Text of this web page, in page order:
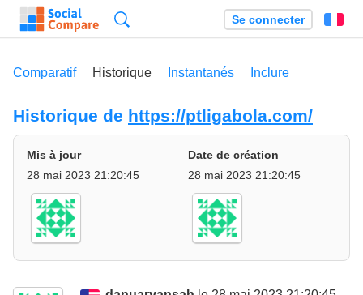
Se connecter
Comparatif Historique Instantanés Inclure
Historique de https://ptligabola.com/
Mis à jour
28 mai 2023 21:20:45
Date de création
28 mai 2023 21:20:45